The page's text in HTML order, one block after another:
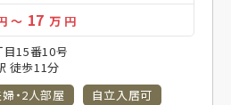
～ 17万 円
15番10号
徒歩11分
・2人部屋
自立入居可